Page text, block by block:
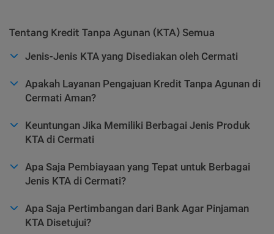
Tentang Kredit Tanpa Agunan (KTA) Semua
Jenis-Jenis KTA yang Disediakan oleh Cermati
Apakah Layanan Pengajuan Kredit Tanpa Agunan di
Cermati Aman?
Keuntungan Jika Memiliki Berbagai Jenis Produk
KTA di Cermati
Apa Saja Pembiayaan yang Tepat untuk Berbagai
Jenis KTA di Cermati?
Apa Saja Pertimbangan dari Bank Agar Pinjaman
KTA Disetujui?